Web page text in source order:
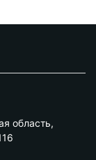
область,